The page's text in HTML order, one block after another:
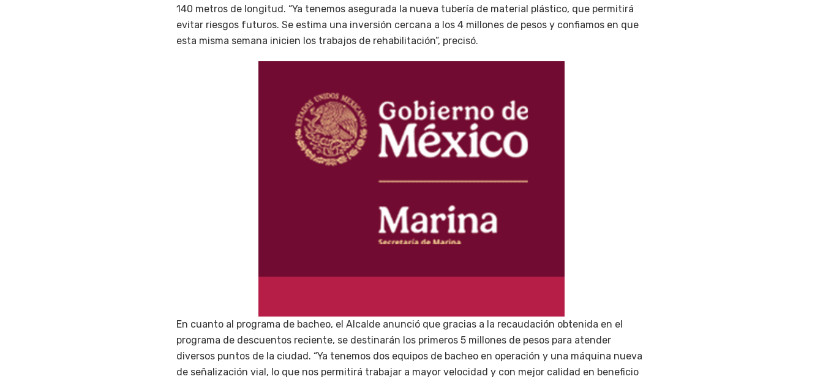
140 metros de longitud. “Ya tenemos asegurada la nueva tubería de material plástico, que permitirá
evitar riesgos futuros. Se estima una inversión cercana a los 4 millones de pesos y confiamos en que
esta misma semana inicien los trabajos de rehabilitación”, precisó.
En cuanto al programa de bacheo, el Alcalde anunció que gracias a la recaudación obtenida en el
programa de descuentos reciente, se destinarán los primeros 5 millones de pesos para atender
diversos puntos de la ciudad. “Ya tenemos dos equipos de bacheo en operación y una máquina nueva
de señalización vial, lo que nos permitirá trabajar a mayor velocidad y con mejor calidad en beneficio